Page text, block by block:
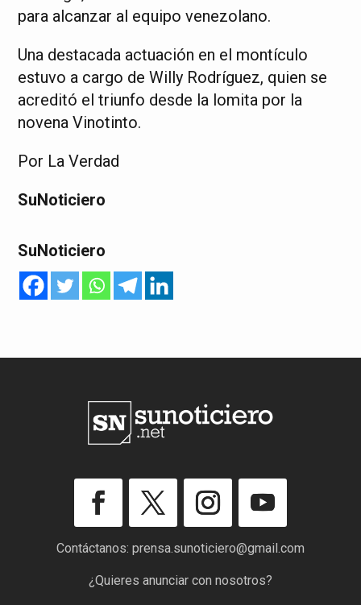
para alcanzar al equipo venezolano.
Una destacada actuación en el montículo
estuvo a cargo de Willy Rodríguez, quien se
acreditó el triunfo desde la lomita por la
novena Vinotinto.
Por La Verdad
SuNoticiero
SuNoticiero
Contáctanos: prensa.sunoticiero@gmail.com
¿Quieres anunciar con nosotros?